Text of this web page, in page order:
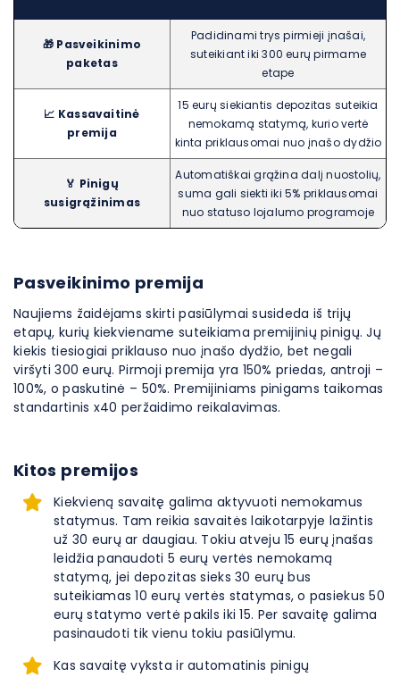
🎁 Pasveikinimo
paketas
Padidinami trys pirmieji įnašai,
suteikiant iki 300 eurų pirmame
etape
📈 Kassavaitinė
premija
15 eurų siekiantis depozitas suteikia
nemokamą statymą, kurio vertė
kinta priklausomai nuo įnašo dydžio
🏅 Pinigų
susigrąžinimas
Automatiškai grąžina dalį nuostolių,
suma gali siekti iki 5% priklausomai
nuo statuso lojalumo programoje
Pasveikinimo premija
Naujiems žaidėjams skirti pasiūlymai susideda iš trijų
etapų, kurių kiekviename suteikiama premijinių pinigų. Jų
kiekis tiesiogiai priklauso nuo įnašo dydžio, bet negali
viršyti 300 eurų. Pirmoji premija yra 150% priedas, antroji –
100%, o paskutinė – 50%. Premijiniams pinigams taikomas
standartinis x40 peržaidimo reikalavimas.
Kitos premijos
Kiekvieną savaitę galima aktyvuoti nemokamus
statymus. Tam reikia savaitės laikotarpyje lažintis
už 30 eurų ar daugiau. Tokiu atveju 15 eurų įnašas
leidžia panaudoti 5 eurų vertės nemokamą
statymą, jei depozitas sieks 30 eurų bus
suteikiamas 10 eurų vertės statymas, o pasiekus 50
eurų statymo vertė pakils iki 15. Per savaitę galima
pasinaudoti tik vienu tokiu pasiūlymu.
Kas savaitę vyksta ir automatinis pinigų